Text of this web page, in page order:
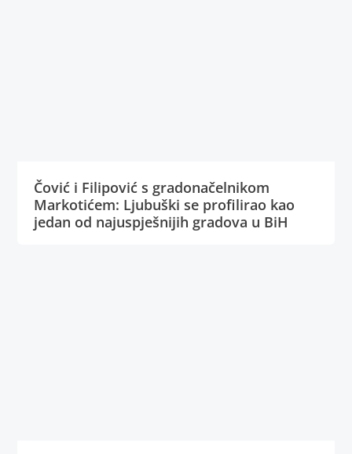
Čović i Filipović s gradonačelnikom
Markotićem: Ljubuški se profilirao kao
jedan od najuspješnijih gradova u BiH